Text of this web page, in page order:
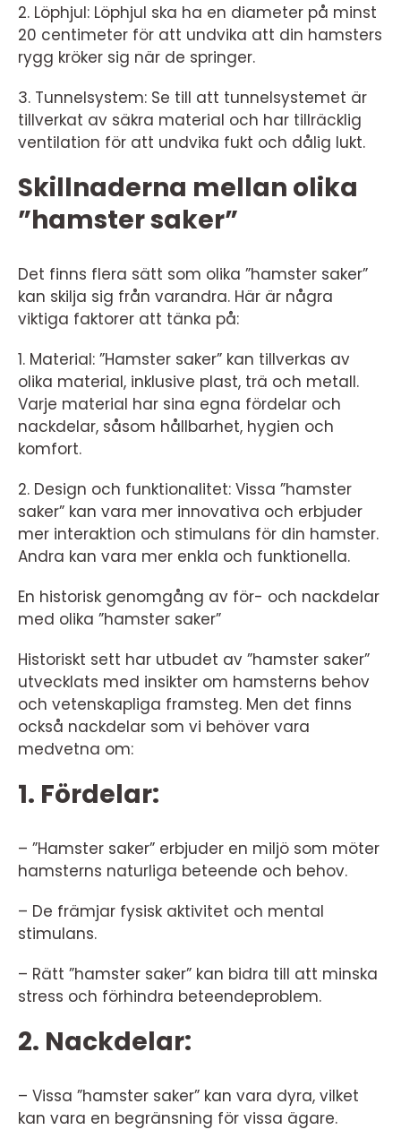
2. Löphjul: Löphjul ska ha en diameter på minst
20 centimeter för att undvika att din hamsters
rygg kröker sig när de springer.
3. Tunnelsystem: Se till att tunnelsystemet är
tillverkat av säkra material och har tillräcklig
ventilation för att undvika fukt och dålig lukt.
Skillnaderna mellan olika
”hamster saker”
Det finns flera sätt som olika ”hamster saker”
kan skilja sig från varandra. Här är några
viktiga faktorer att tänka på:
1. Material: ”Hamster saker” kan tillverkas av
olika material, inklusive plast, trä och metall.
Varje material har sina egna fördelar och
nackdelar, såsom hållbarhet, hygien och
komfort.
2. Design och funktionalitet: Vissa ”hamster
saker” kan vara mer innovativa och erbjuder
mer interaktion och stimulans för din hamster.
Andra kan vara mer enkla och funktionella.
En historisk genomgång av för- och nackdelar
med olika ”hamster saker”
Historiskt sett har utbudet av ”hamster saker”
utvecklats med insikter om hamsterns behov
och vetenskapliga framsteg. Men det finns
också nackdelar som vi behöver vara
medvetna om:
1. Fördelar:
– ”Hamster saker” erbjuder en miljö som möter
hamsterns naturliga beteende och behov.
– De främjar fysisk aktivitet och mental
stimulans.
– Rätt ”hamster saker” kan bidra till att minska
stress och förhindra beteendeproblem.
2. Nackdelar:
– Vissa ”hamster saker” kan vara dyra, vilket
kan vara en begränsning för vissa ägare.